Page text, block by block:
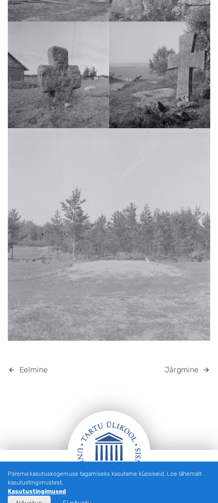
Eelmine Järgmine
Jalus
Parema kasutuskogemuse tagamiseks kasutame küpsiseid. Loe lähemalt
kasutustingimustest.
Kasutustingimused